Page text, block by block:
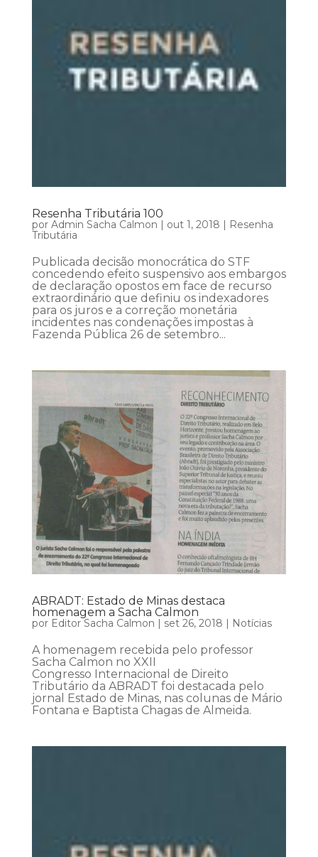
Resenha Tributária 100
por Admin Sacha Calmon | out 1, 2018 | Resenha
Tributária
Publicada decisão monocrática do STF
concedendo efeito suspensivo aos embargos
de declaração opostos em face de recurso
extraordinário que definiu os indexadores
para os juros e a correção monetária
incidentes nas condenações impostas à
Fazenda Pública 26 de setembro...
ABRADT: Estado de Minas destaca
homenagem a Sacha Calmon
por Editor Sacha Calmon | set 26, 2018 | Notícias
A homenagem recebida pelo professor
Sacha Calmon no XXII
Congresso Internacional de Direito
Tributário da ABRADT foi destacada pelo
jornal Estado de Minas, nas colunas de Mário
Fontana e Baptista Chagas de Almeida.